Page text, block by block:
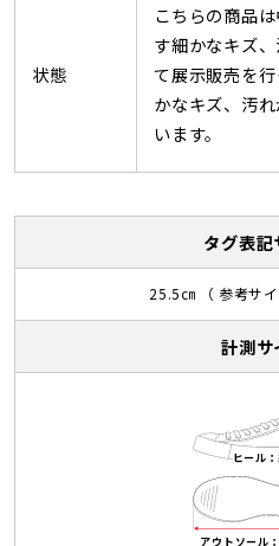
状態
こちらの商品
す細かなキズ
て展示販売を
かなキズ、汚
います。
タグ表記
25.5㎝ （ 参考サ
計測サ
ヒール
アウトソール